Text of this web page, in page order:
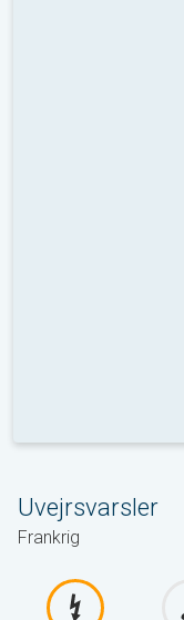
Uvejrsvarsler
Frankrig